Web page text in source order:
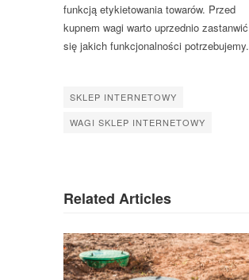
funkcją etykietowania towarów. Przed
kupnem wagi warto uprzednio zastanwić
się jakich funkcjonalności potrzebujemy.
SKLEP INTERNETOWY
WAGI SKLEP INTERNETOWY
Related Articles